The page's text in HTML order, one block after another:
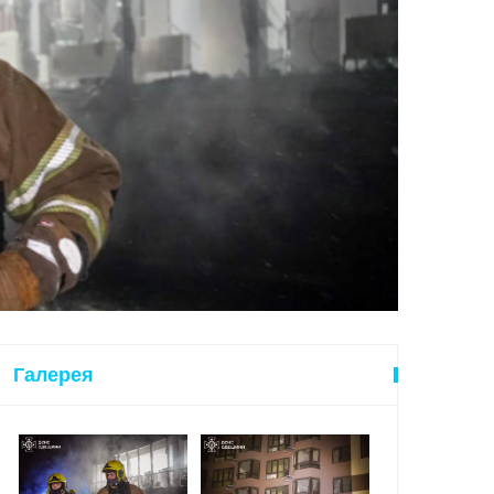
Галерея